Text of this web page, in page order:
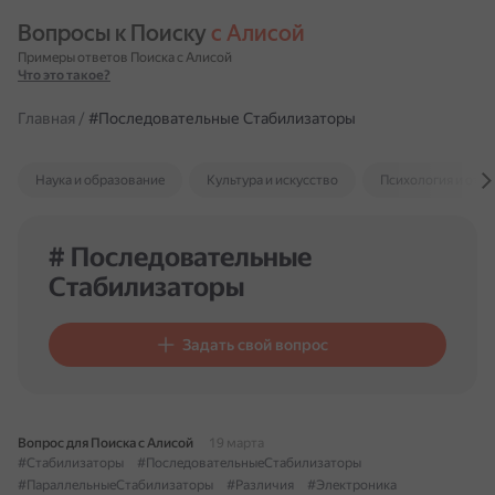
Вопросы к Поиску с Алисой
Примеры ответов Поиска с Алисой
Что это такое?
Главная / #Последовательные Стабилизаторы
Наука и образование Культура и искусство Психология и
# Последовательные
Стабилизаторы
Задать свой вопрос
Вопрос для Поиска с Алисой
19 марта
#Стабилизаторы
#ПоследовательныеСтабилизаторы
#ПараллельныеСтабилизаторы
#Различия
#Электроника